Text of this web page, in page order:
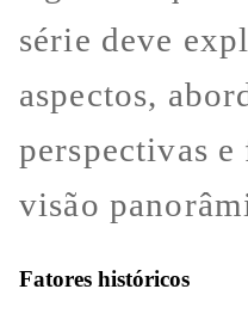
série deve
aspectos,
perspectivas
visão
Fatores históricos